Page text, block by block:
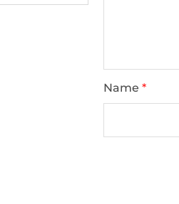
Name*